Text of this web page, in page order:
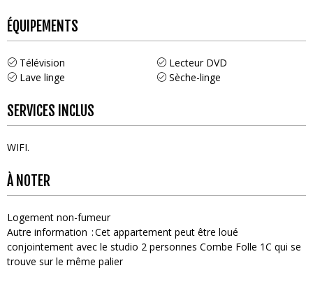
ÉQUIPEMENTS
Télévision
Lecteur DVD
Lave linge
Sèche-linge
SERVICES INCLUS
WIFI
À NOTER
Logement non-fumeur
Autre information
Cet appartement peut être loué
conjointement avec le studio 2 personnes Combe Folle 1C qui se
trouve sur le même palier